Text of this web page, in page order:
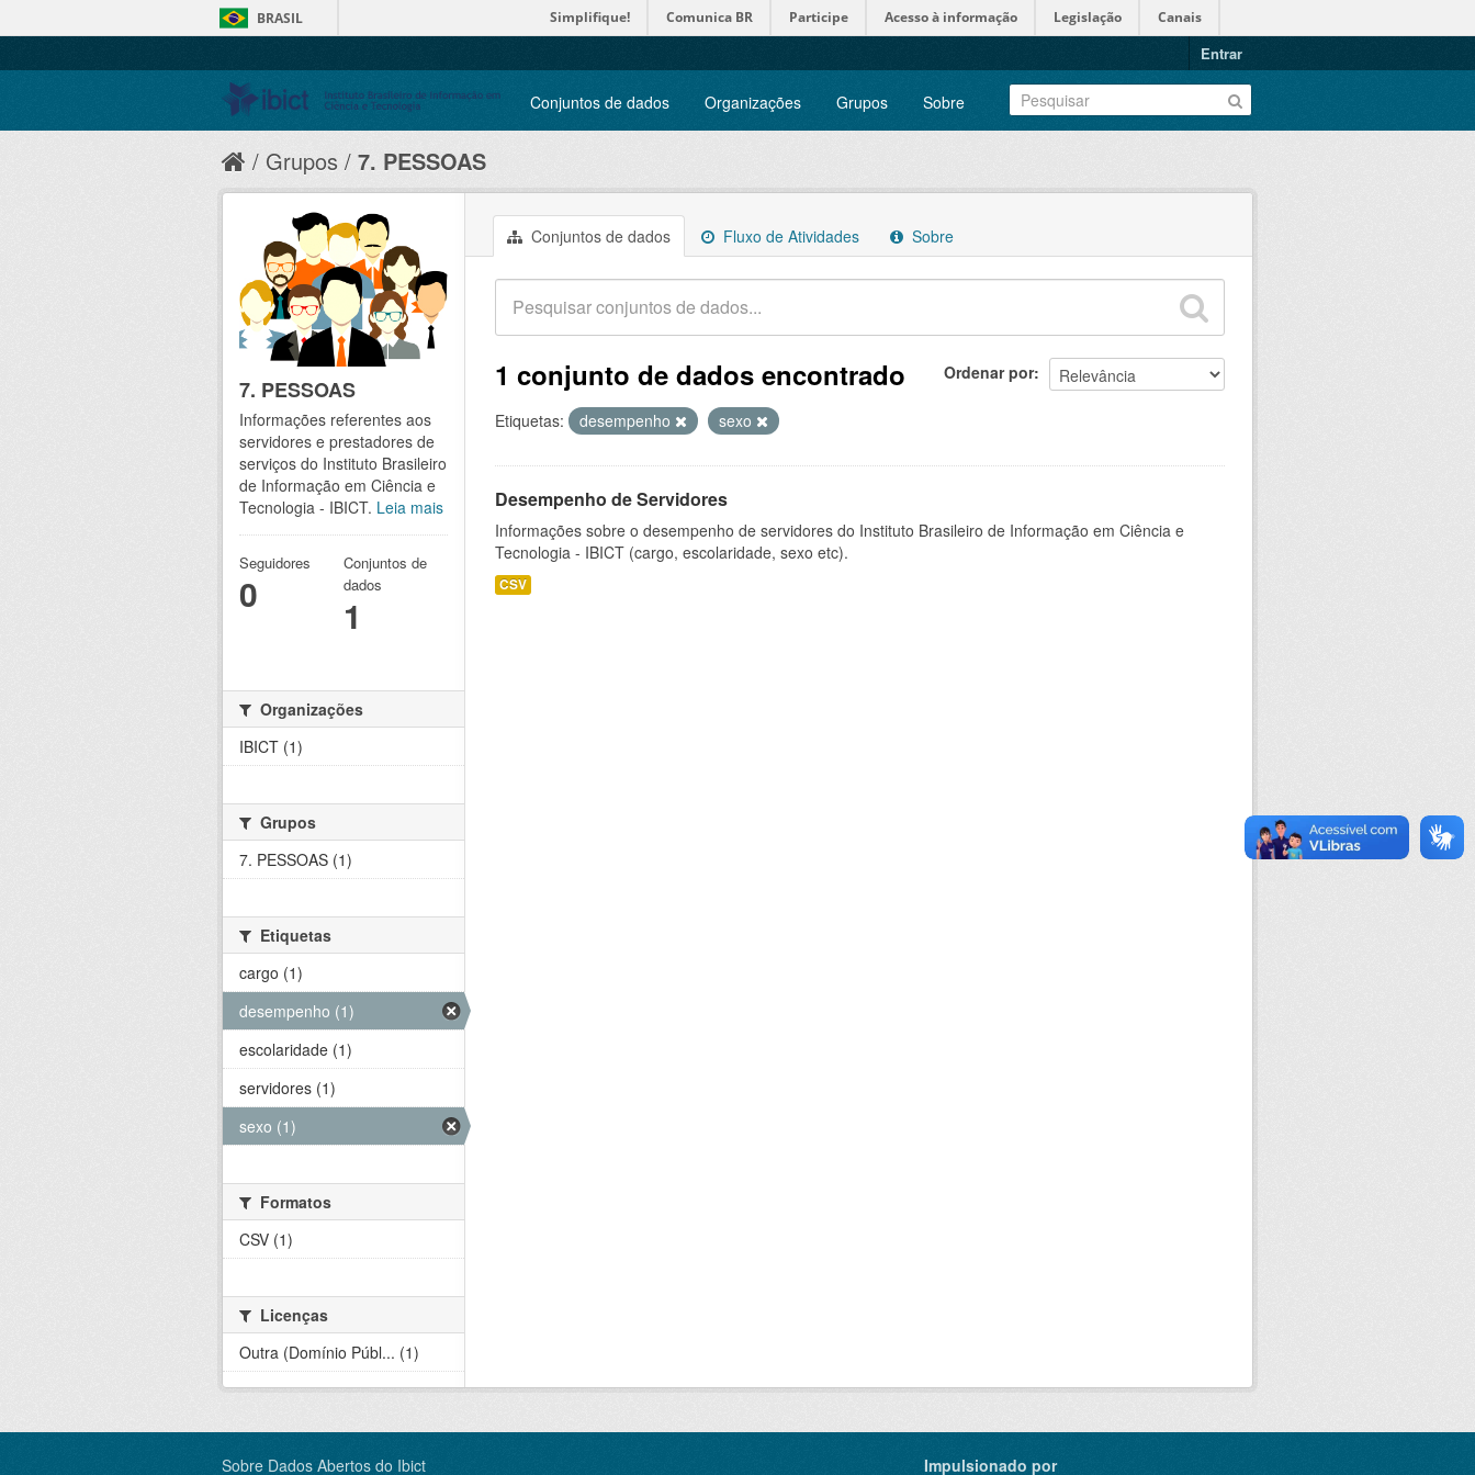
BRASIL Simplifique! Comunica BR Participe Acesso à informação Legislação Canais
Entrar
Conjuntos de dados Organizações Grupos Sobre
Grupos 7. PESSOAS
Conjuntos de dados Fluxo de Atividades Sobre
Ordenar por
1 conjunto de dados encontrado
Etiquetas: desempenho sexo
Desempenho de Servidores
Informações sobre o desempenho de servidores do Instituto Brasileiro de Informação em Ciência e
Tecnologia - IBICT (cargo, escolaridade, sexo etc).
CSV
7. PESSOAS
Informações referentes aos
servidores e prestadores de
serviços do Instituto Brasileiro
de Informação em Ciência e
Tecnologia - IBICT. Leia mais
Seguidores
0
Conjuntos de
dados
1
Organizações
IBICT (1)
Grupos
7. PESSOAS (1)
Etiquetas
cargo (1)
desempenho (1)
escolaridade (1)
servidores (1)
sexo (1)
Formatos
CSV (1)
Licenças
Outra (Domínio Públ... (1)
Sobre Dados Abertos do Ibict Impulsionado por